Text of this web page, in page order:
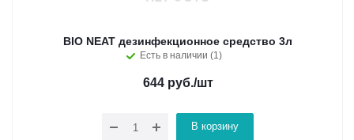
BIO NEAT дезинфекционное средство 3л
Есть в наличии (1)
644руб./шт
В корзину